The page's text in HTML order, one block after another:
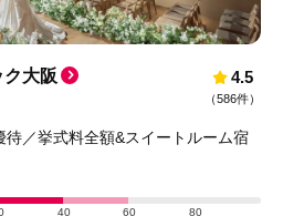
大阪 4.5
（586件）
／挙式料全額&スイートルーム宿
40 60 80